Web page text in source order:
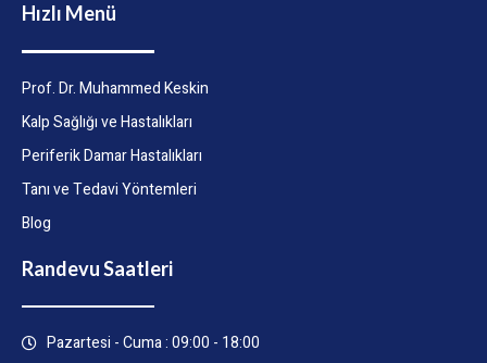
Hızlı Menü
Prof. Dr. Muhammed Keskin
Kalp Sağlığı ve Hastalıkları
Periferik Damar Hastalıkları
Tanı ve Tedavi Yöntemleri
Blog
Randevu Saatleri
Pazartesi - Cuma : 09:00 - 18:00